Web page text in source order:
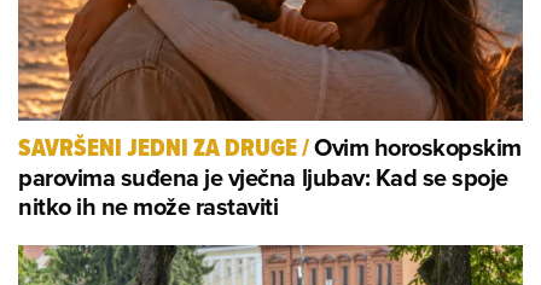
SAVRŠENI JEDNI ZA DRUGE/Ovim horoskopskim
parovima suđena je vječna ljubav: Kad se spoje
nitko ih ne može rastaviti